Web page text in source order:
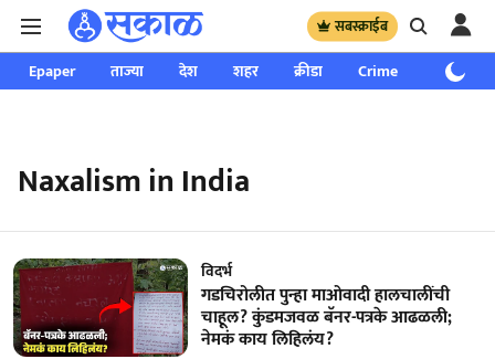
सबस्क्राईब
Epaper ताज्या देश शहर क्रीडा Crime साप्ताहिक
Naxalism in India
विदर्भ
गडचिरोलीत पुन्हा माओवादी हालचालींची
चाहूल? कुंडमजवळ बॅनर-पत्रके आढळली;
नेमकं काय लिहिलंय?